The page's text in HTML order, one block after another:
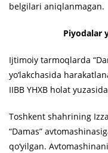
belgilari aniqlanmagan.
Piyodalar
Ijtimoiy tarmoqlarda
yo‘lakchasida
IIBB YHXB holat
Toshkent shahrining
“Damas”
qo‘yilgan.